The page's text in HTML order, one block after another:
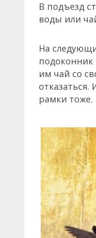
В подъезд
воды или
На
им чай со
рамки тоже.